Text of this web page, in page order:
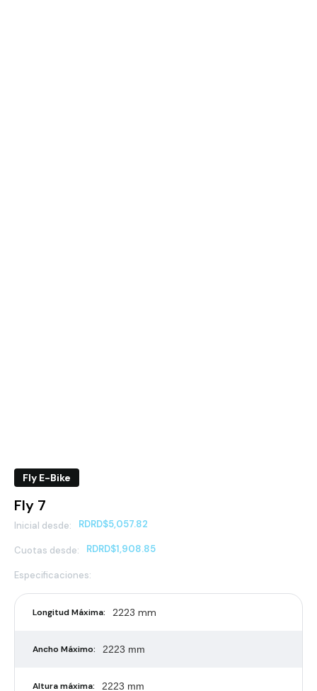
Fly E-Bike
Fly 7
Inicial desde: RDRD$5,057.82
Cuotas desde: RDRD$1,908.85
Especificaciones:
Longitud Máxima: 2223 mm
Ancho Máximo: 2223 mm
Altura máxima: 2223 mm